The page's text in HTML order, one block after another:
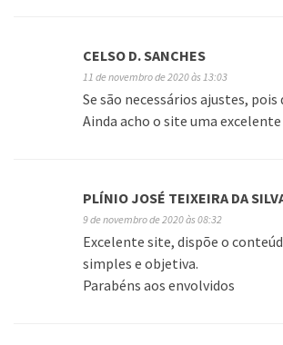
CELSO D. SANCHES
11 de novembro de 2020 às 13:03
Se são necessários ajustes,
Ainda acho o site uma
PLÍNIO JOSÉ TEIXEIRA DA
9 de novembro de 2020 às 08:32
Excelente site, dispõe o
simples e objetiva.
Parabéns aos envolvidos